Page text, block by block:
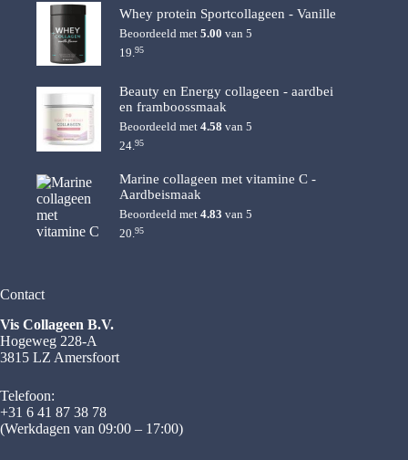
Whey protein Sportcollageen - Vanille
Beoordeeld met 5.00 van 5
19.95
Beauty en Energy collageen - aardbei
en framboossmaak
Beoordeeld met 4.58 van 5
24.95
Marine collageen met vitamine C -
Aardbeismaak
Beoordeeld met 4.83 van 5
20.95
Contact
Vis Collageen B.V.
Hogeweg 228-A
3815 LZ Amersfoort
Telefoon:
+31 6 41 87 38 78
(Werkdagen van 09:00 – 17:00)